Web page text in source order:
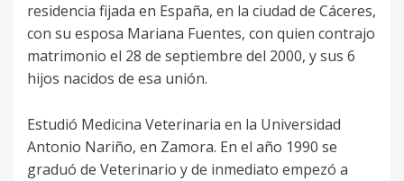
residencia fijada en España, en la ciudad de Cáceres,
con su esposa Mariana Fuentes, con quien contrajo
matrimonio el 28 de septiembre del 2000, y sus 6
hijos nacidos de esa unión.
Estudió Medicina Veterinaria en la Universidad
Antonio Nariño, en Zamora. En el año 1990 se
graduó de Veterinario y de inmediato empezó a